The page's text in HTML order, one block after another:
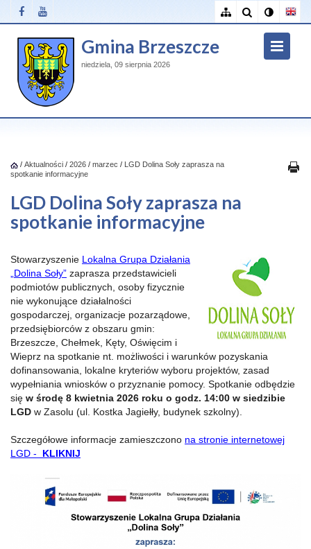
Gmina Brzeszcze
niedziela, 09 sierpnia 2026
/ Aktualności / 2026 / marzec / LGD Dolina Soły zaprasza na
spotkanie informacyjne
LGD Dolina Soły zaprasza na
spotkanie informacyjne
Stowarzyszenie Lokalna Grupa Działania
„Dolina Soły” zaprasza przedstawicieli
podmiotów publicznych, osoby fizycznie
nie wykonujące działalności
gospodarczej, organizacje pozarządowe,
przedsiębiorców z obszaru gmin:
Brzeszcze, Chełmek, Kęty, Oświęcim i
Wieprz na spotkanie nt. możliwości i warunków pozyskania
dofinansowania, lokalne kryteriów wyboru projektów, zasad
wypełniania wniosków o przyznanie pomocy. Spotkanie odbędzie
się w środę 8 kwietnia 2026 roku o godz. 14:00 w siedzibie
LGD w Zasolu (ul. Kostka Jagiełły, budynek szkolny).
Szczegółowe informacje zamieszczono na stronie internetowej
LGD -
KLIKNIJ